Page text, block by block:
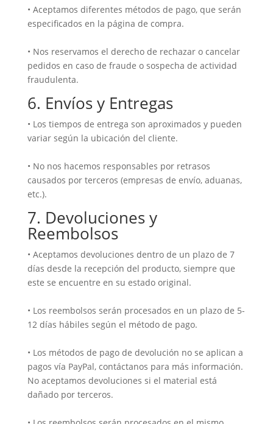
• Aceptamos diferentes métodos de pago, que serán
especificados en la página de compra.
• Nos reservamos el derecho de rechazar o cancelar
pedidos en caso de fraude o sospecha de actividad
fraudulenta.
6. Envíos y Entregas
• Los tiempos de entrega son aproximados y pueden
variar según la ubicación del cliente.
• No nos hacemos responsables por retrasos
causados por terceros (empresas de envío, aduanas,
etc.).
7. Devoluciones y
Reembolsos
• Aceptamos devoluciones dentro de un plazo de 7
días desde la recepción del producto, siempre que
este se encuentre en su estado original.
• Los reembolsos serán procesados en un plazo de 5-
12 días hábiles según el método de pago.
• Los métodos de pago de devolución no se aplican a
pagos vía PayPal, contáctanos para más información.
No aceptamos devoluciones si el material está
dañado por terceros.